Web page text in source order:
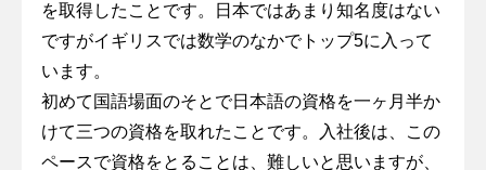
を取得したことです。日本ではあまり知名度はない
ですがイギリスでは数学のなかでトップ5に入って
います。
初めて国語場面のそとで日本語の資格を一ヶ月半か
けて三つの資格を取れたことです。入社後は、この
ペースで資格をとることは、難しいと思いますが、